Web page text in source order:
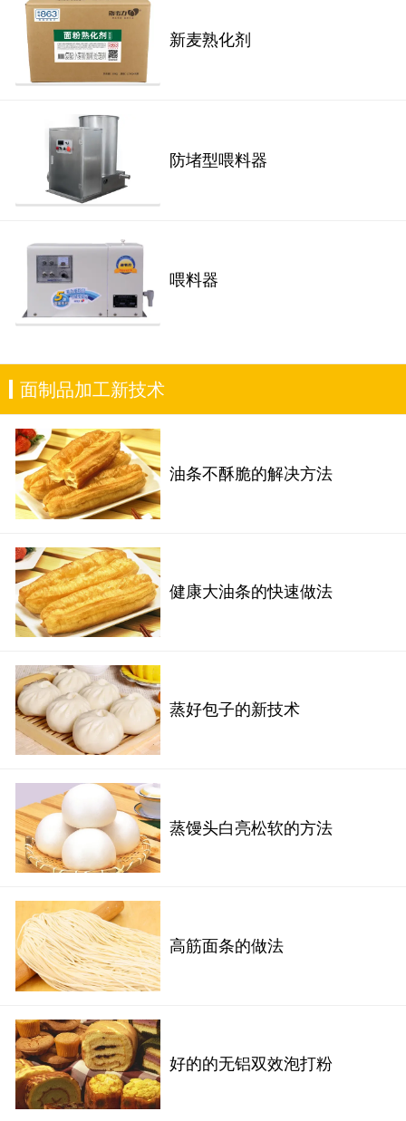
新麦熟化剂
防堵型喂料器
喂料器
面制品加工新技术
油条不酥脆的解决方法
健康大油条的快速做法
蒸好包子的新技术
蒸馒头白亮松软的方法
高筋面条的做法
好的的无铝双效泡打粉